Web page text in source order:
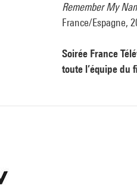
Remember My
France/Espagne,
Soirée France
toute l’équipe du